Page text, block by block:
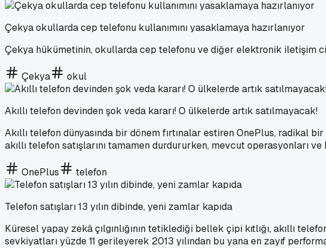
Çekya okullarda cep telefonu kullanımını yasaklamaya hazırlanıyor
Çekya hükümetinin, okullarda cep telefonu ve diğer elektronik iletişim
Çekya okul
Akıllı telefon devinden şok veda kararı! O ülkelerde artık satılmayacak!
Akıllı telefon dünyasında bir dönem fırtınalar estiren OnePlus,
akıllı telefon satışlarını tamamen durdururken, mevcut operasyonları
OnePlus telefon
Telefon satışları 13 yılın dibinde, yeni zamlar kapıda
Küresel yapay zekâ çılgınlığının tetiklediği bellek çipi kıtlığı, akıllı
sevkiyatları yüzde 11 gerileyerek 2013 yılından bu yana en zayıf